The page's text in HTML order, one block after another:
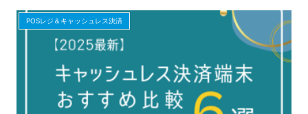
POSレジ＆キャッシュレス決済